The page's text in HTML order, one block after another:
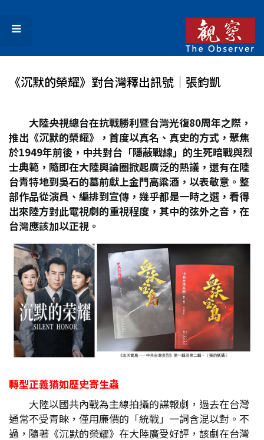
《沉默的榮耀》對台灣釋出訊號│張鈞凱
大陸央視總台在抗戰勝利暨台灣光復80周年之際，
推出《沉默的榮耀》，首度以真名、真史的方式，聚焦
於1949年前後，中共對台「隱蔽戰線」的生死暗戰與烈
士典範，隨即在大陸輿論圈掀起廣泛的熱議，還有在陸
台青特地到吳石的墓前獻上金門高粱酒，以表敬意。整
部作品從演員、編排到宣傳，幾乎都是一時之選，看得
出來陸方對此電視劇的重視程度，其中的弦外之音，在
台灣應該加以正視。
轉型正義猶如歷史寄生蟲
大陸以國共內戰為主線拍攝的諜報劇，過去在台灣
通常不受青睞，僅用廉價的「統戰」一詞含混以對。不
過，隨著《沉默的榮耀》在大陸廣受好評，該劇在台灣